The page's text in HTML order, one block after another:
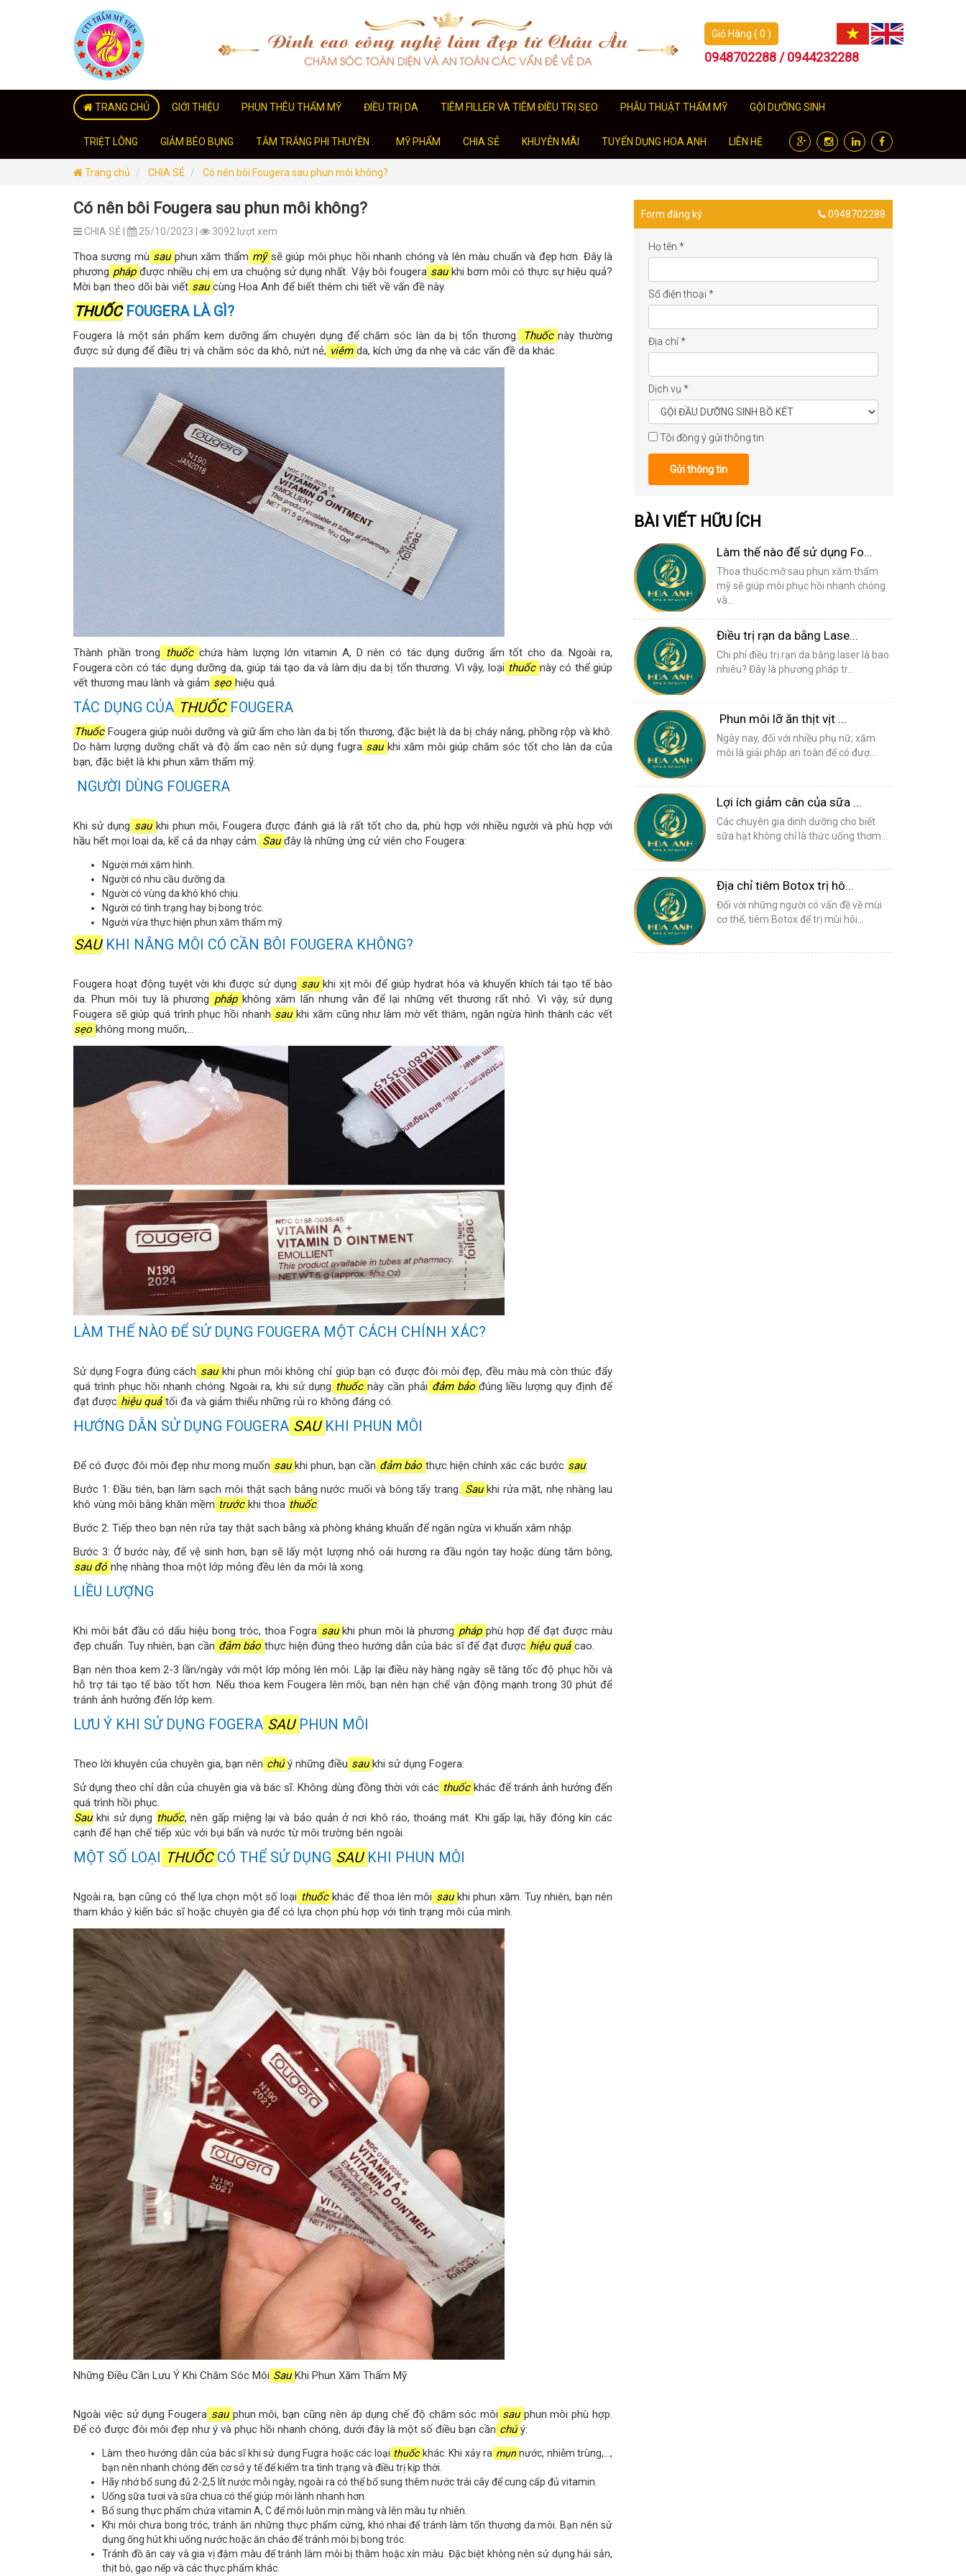
Giỏ Hàng ( 0 )
0948702288 / 0944232288
TRANG CHỦ GIỚI THIỆU PHUN THÊU THẨM MỸ ĐIỀU TRỊ DA TIÊM FILLER VÀ TIÊM ĐIỀU TRỊ SẸO PHẪU THUẬT THẨM MỸ GỘI DƯỠNG SINH
TRIỆT LÔNG GIẢM BÉO BỤNG TẮM TRẮNG PHI THUYỀN . MỸ PHẨM CHIA SẺ KHUYỄN MÃI TUYỂN DỤNG HOA ANH LIÊN HỆ
Trang chủ CHIA SẺ Có nên bôi Fougera sau phun môi không?
Có nên bôi Fougera sau phun môi không?
CHIA SẺ | 25/10/2023 | 3092 lượt xem
Thoa sương mù sau phun xăm thẩm mỹ sẽ giúp môi phục hồi nhanh chóng và lên màu chuẩn và đẹp hơn. Đây là
phương pháp được nhiều chị em ưa chuộng sử dụng nhất. Vậy bôi fougera saukhi bơm môi có thực sự hiệu quả?
Mời bạn theo dõi bài viết saucùng Hoa Anh để biết thêm chi tiết về vấn đề này.
THUỐC FOUGERA LÀ GÌ?
Fougera là một sản phẩm kem dưỡng ẩm chuyên dụng để chăm sóc làn da bị tổn thương. Thuốc này thường
được sử dụng để điều trị và chăm sóc da khô, nứt nẻ, viêm da, kích ứng da nhẹ và các vấn đề da khác.
Thành phần trong thuốc chứa hàm lượng lớn vitamin A, D nên có tác dụng dưỡng ẩm tốt cho da. Ngoài ra,
Fougera còn có tác dụng dưỡng da, giúp tái tạo da và làm dịu da bị tổn thương. Vì vậy, loại thuốc này có thể giúp
vết thương mau lành và giảm sẹo hiệu quả.
TÁC DỤNG CỦA THUỐC FOUGERA
Thuốc Fougera giúp nuôi dưỡng và giữ ẩm cho làn da bị tổn thương, đặc biệt là da bị cháy nắng, phồng rộp và khô.
Do hàm lượng dưỡng chất và độ ẩm cao nên sử dụng fugra sau khi xăm môi giúp chăm sóc tốt cho làn da của
bạn, đặc biệt là khi phun xăm thẩm mỹ.
NGƯỜI DÙNG FOUGERA
Khi sử dụng sau khi phun môi, Fougera được đánh giá là rất tốt cho da, phù hợp với nhiều người và phù hợp với
hầu hết mọi loại da, kể cả da nhạy cảm. Sauđây là những ứng cử viên cho Fougera:
Người mới xăm hình.
Người có nhu cầu dưỡng da.
Người có vùng da khô khó chịu.
Người có tình trạng hay bị bong tróc.
Người vừa thực hiện phun xăm thẩm mỹ.
SAUKHI NÂNG MÔI CÓ CẦN BÔI FOUGERA KHÔNG?
Fougera hoạt động tuyệt vời khi được sử dụng sau khi xịt môi để giúp hydrat hóa và khuyến khích tái tạo tế bào
da. Phun môi tuy là phương pháp không xâm lấn nhưng vẫn để lại những vết thương rất nhỏ. Vì vậy, sử dụng
Fougera sẽ giúp quá trình phục hồi nhanh sau khi xăm cũng như làm mờ vết thâm, ngăn ngừa hình thành các vết
sẹo không mong muốn,…
LÀM THẾ NÀO ĐỂ SỬ DỤNG FOUGERA MỘT CÁCH CHÍNH XÁC?
Sử dụng Fogra đúng cách sau khi phun môi không chỉ giúp bạn có được đôi môi đẹp, đều màu mà còn thúc đẩy
quá trình phục hồi nhanh chóng. Ngoài ra, khi sử dụng thuốc này cần phải đảm bảo đúng liều lượng quy định để
đạt được hiệu quả tối đa và giảm thiểu những rủi ro không đáng có.
HƯỚNG DẪN SỬ DỤNG FOUGERA SAU KHI PHUN MÔI
Để có được đôi môi đẹp như mong muốn saukhi phun, bạn cần đảm bảo thực hiện chính xác các bước sau:
Bước 1: Đầu tiên, bạn làm sạch môi thật sạch bằng nước muối và bông tẩy trang. Saukhi rửa mặt, nhẹ nhàng lau
khô vùng môi bằng khăn mềm trước khi thoa thuốc.
Bước 2: Tiếp theo bạn nên rửa tay thật sạch bằng xà phòng kháng khuẩn để ngăn ngừa vi khuẩn xâm nhập.
Bước 3: Ở bước này, để vệ sinh hơn, bạn sẽ lấy một lượng nhỏ oải hương ra đầu ngón tay hoặc dùng tăm bông,
sau đó nhẹ nhàng thoa một lớp mỏng đều lên da môi là xong.
LIỀU LƯỢNG
Khi môi bắt đầu có dấu hiệu bong tróc, thoa Fogra saukhi phun môi là phương pháp phù hợp để đạt được màu
đẹp chuẩn. Tuy nhiên, bạn cần đảm bảo thực hiện đúng theo hướng dẫn của bác sĩ để đạt được hiệu quả cao.
Bạn nên thoa kem 2-3 lần/ngày với một lớp mỏng lên môi. Lặp lại điều này hàng ngày sẽ tăng tốc độ phục hồi và
hỗ trợ tái tạo tế bào tốt hơn. Nếu thoa kem Fougera lên môi, bạn nên hạn chế vận động mạnh trong 30 phút để
tránh ảnh hưởng đến lớp kem.
LƯU Ý KHI SỬ DỤNG FOGERA SAU PHUN MÔI
Theo lời khuyên của chuyên gia, bạn nên chúý những điều saukhi sử dụng Fogera:
Sử dụng theo chỉ dẫn của chuyên gia và bác sĩ. Không dùng đồng thời với các thuốc khác để tránh ảnh hưởng đến
quá trình hồi phục.
Saukhi sử dụng thuốc, nên gấp miệng lại và bảo quản ở nơi khô ráo, thoáng mát. Khi gấp lại, hãy đóng kín các
cạnh để hạn chế tiếp xúc với bụi bẩn và nước từ môi trường bên ngoài.
MỘT SỐ LOẠI THUỐC CÓ THỂ SỬ DỤNG SAU KHI PHUN MÔI
Ngoài ra, bạn cũng có thể lựa chọn một số loại thuốc khác để thoa lên môi saukhi phun xăm. Tuy nhiên, bạn nên
tham khảo ý kiến ​​bác sĩ hoặc chuyên gia để có lựa chọn phù hợp với tình trạng môi của mình.
Những Điều Cần Lưu Ý Khi Chăm Sóc Môi SauKhi Phun Xăm Thẩm Mỹ
Ngoài việc sử dụng Fougera sau phun môi, bạn cũng nên áp dụng chế độ chăm sóc môi sau phun môi phù hợp.
Để có được đôi môi đẹp như ý và phục hồi nhanh chóng, dưới đây là một số điều bạn cần chúý:
Làm theo hướng dẫn của bác sĩ khi sử dụng Fugra hoặc các loại thuốc khác. Khi xảy ra mụn nước, nhiễm trùng,…,
bạn nên nhanh chóng đến cơ sở y tế để kiểm tra tình trạng và điều trị kịp thời.
Hãy nhớ bổ sung đủ 2-2,5 lít nước mỗi ngày, ngoài ra có thể bổ sung thêm nước trái cây để cung cấp đủ vitamin.
Uống sữa tươi và sữa chua có thể giúp môi lành nhanh hơn.
Bổ sung thực phẩm chứa vitamin A, C để môi luôn mịn màng và lên màu tự nhiên.
Khi môi chưa bong tróc, tránh ăn những thực phẩm cứng, khó nhai để tránh làm tổn thương da môi. Bạn nên sử
dụng ống hút khi uống nước hoặc ăn cháo để tránh môi bị bong tróc.
Tránh đồ ăn cay và gia vị đậm màu để tránh làm môi bị thâm hoặc xỉn màu. Đặc biệt không nên sử dụng hải sản,
thịt bò, gạo nếp và các thực phẩm khác.
Form đăng ký 0948702288
Họ tên *
Số điện thoại *
Địa chỉ*
Dịch vụ *
Tôi đồng ý gửi thông tin
Gửi thông tin
BÀI VIẾT HỮU ÍCH
Làm thế nào để sử dụng Fo...
Thoa thuốc mỡ sau phun xăm thẩm
mỹ sẽ giúp môi phục hồi nhanh chóng
và...
Điều trị rạn da bằng Lase...
Chi phí điều trị rạn da bằng laser là bao
nhiêu? Đây là phương pháp tr...
Phun môi lỡ ăn thịt vịt ...
Ngày nay, đối với nhiều phụ nữ, xăm
môi là giải pháp an toàn để có đượ...
Lợi ích giảm cân của sữa ...
Các chuyên gia dinh dưỡng cho biết
sữa hạt không chỉ là thức uống thơm...
Địa chỉ tiêm Botox trị hô...
Đối với những người có vấn đề về mùi
cơ thể, tiêm Botox để trị mùi hôi...